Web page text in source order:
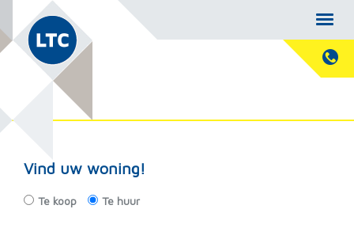
Vind uw woning!
Te koop Te huur